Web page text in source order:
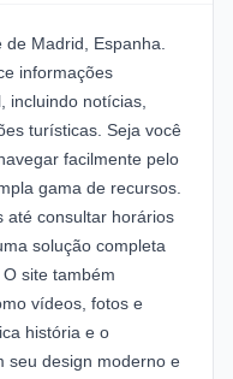
de Madrid, Espanha.
informações
incluindo notícias,
turísticas. Seja você
facilmente pelo
gama de recursos.
até consultar horários
solução completa
site também
vídeos, fotos e
história e o
seu design moderno e